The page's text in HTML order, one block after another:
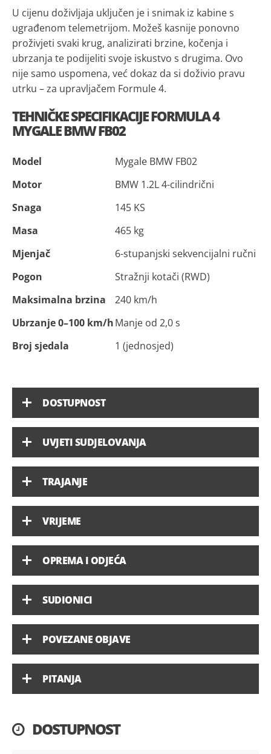
U cijenu doživljaja uključen je i snimak iz kabine s
ugrađenom telemetrijom. Možeš kasnije ponovno
proživjeti svaki krug, analizirati brzine, kočenja i
ubrzanja te podijeliti svoje iskustvo s drugima. Ovo
nije samo uspomena, već dokaz da si doživio pravu
utrku – za upravljačem Formule 4.
TEHNIČKE SPECIFIKACIJE FORMULA 4
MYGALE BMW FB02
Model
Mygale BMW FB02
Motor
BMW 1.2L 4-cilindrični
Snaga
145 KS
Masa
465 kg
Mjenjač
6-stupanjski sekvencijalni ručni
Pogon
Stražnji kotači (RWD)
Maksimalna brzina
240 km/h
Ubrzanje 0–100 km/hManje od 2,0 s
Broj sjedala
1 (jednosjed)
DOSTUPNOST
UVJETI SUDJELOVANJA
TRAJANJE
VRIJEME
OPREMA I ODJEĆA
SUDIONICI
POVEZANE OBJAVE
PITANJA
DOSTUPNOST